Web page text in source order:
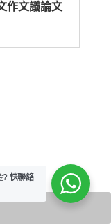
作文議論文
? 快聯絡